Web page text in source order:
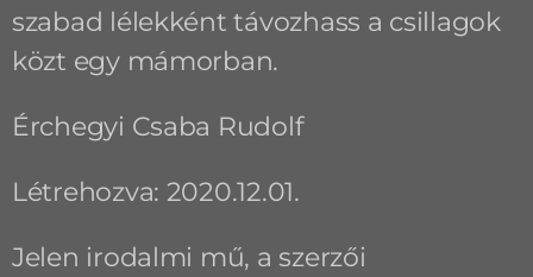
szabad lélekként távozhass a csillagok
közt egy mámorban.
Érchegyi Csaba Rudolf
Létrehozva: 2020.12.01.
Jelen irodalmi mű, a szerzői